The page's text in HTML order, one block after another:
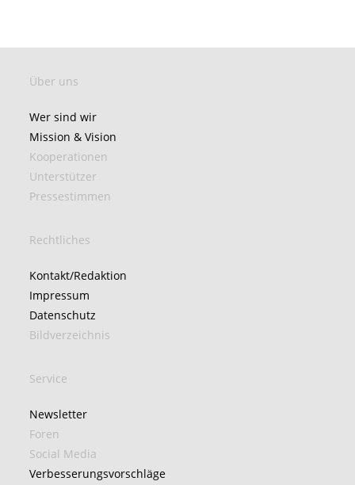
Über uns
Wer sind wir
Mission & Vision
Kooperationen
Unterstützer
Pressestimmen
Rechtliches
Kontakt/Redaktion
Impressum
Datenschutz
Bildverzeichnis
Service
Newsletter
Foren
Social Media
Verbesserungsvorschläge